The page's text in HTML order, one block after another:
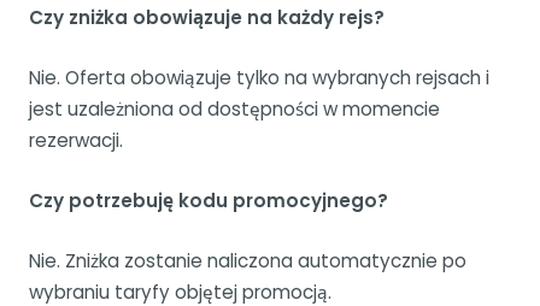
Czy zniżka obowiązuje na każdy rejs?
Nie. Oferta obowiązuje tylko na wybranych rejsach i
jest uzależniona od dostępności w momencie
rezerwacji.
Czy potrzebuję kodu promocyjnego?
Nie. Zniżka zostanie naliczona automatycznie po
wybraniu taryfy objętej promocją.